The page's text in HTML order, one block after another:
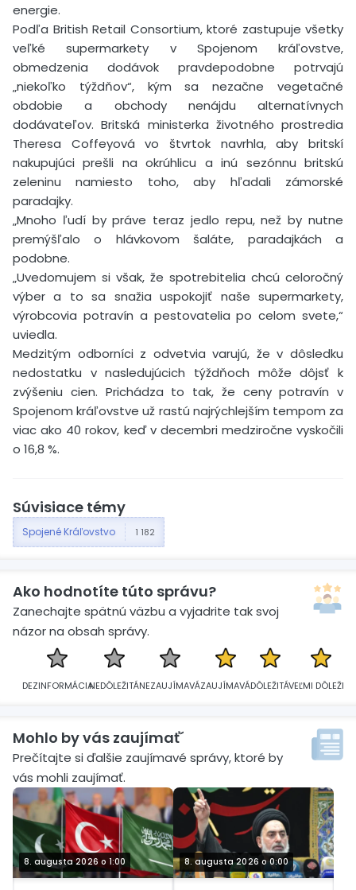
energie.
Podľa British Retail Consortium, ktoré zastupuje všetky
veľké supermarkety v Spojenom kráľovstve,
obmedzenia dodávok pravdepodobne potrvajú
„niekoľko týždňov“, kým sa nezačne vegetačné
obdobie a obchody nenájdu alternatívnych
dodávateľov. Britská ministerka životného prostredia
Theresa Coffeyová vo štvrtok navrhla, aby britskí
nakupujúci prešli na okrúhlicu a inú sezónnu britskú
zeleninu namiesto toho, aby hľadali zámorské
paradajky.
„Mnoho ľudí by práve teraz jedlo repu, než by nutne
premýšľalo o hlávkovom šaláte, paradajkách a
podobne.
„Uvedomujem si však, že spotrebitelia chcú celoročný
výber a to sa snažia uspokojiť naše supermarkety,
výrobcovia potravín a pestovatelia po celom svete,“
uviedla.
Medzitým odborníci z odvetvia varujú, že v dôsledku
nedostatku v nasledujúcich týždňoch môže dôjsť k
zvýšeniu cien. Prichádza to tak, že ceny potravín v
Spojenom kráľovstve už rastú najrýchlejším tempom za
viac ako 40 rokov, keď v decembri medziročne vyskočili
o 16,8 %.
Súvisiace témy
Spojené Kráľovstvo 1 182
Ako hodnotíte túto správu?
Zanechajte spätnú väzbu a vyjadrite tak svoj
názor na obsah správy.
DEZINFORMÁCIANEDÔLEŽITÁNEZAUJÍMAVÁZAUJÍMAVÁDÔLEŽITÁVEĽMI DÔLEŽITÁ
Mohlo by vás zaujímať´
Prečítajte si ďalšie zaujímavé správy, ktoré by
vás mohli zaujímať.
8. augusta 2026 o 1:00 8. augusta 2026 o 0:00